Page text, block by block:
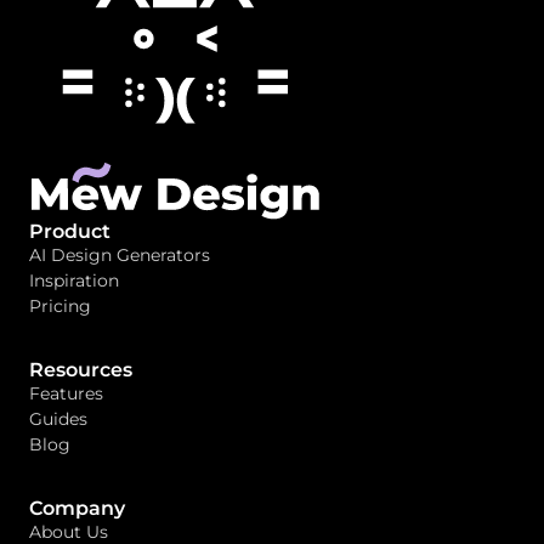
Product
AI Design Generators
Inspiration
Pricing
Resources
Features
Guides
Blog
Company
About Us